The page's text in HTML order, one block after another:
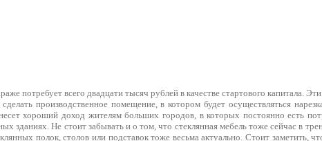
потребует всего двадцати тысяч рублей в качестве стартового капитала.
сделать производственное помещение, в котором будет осуществляться
хороший доход жителям больших городов, в которых постоянно есть
зданиях. Не стоит забывать и о том, что стеклянная мебель тоже сейчас в
полок, столов или подставок тоже весьма актуально. Стоит заметить,